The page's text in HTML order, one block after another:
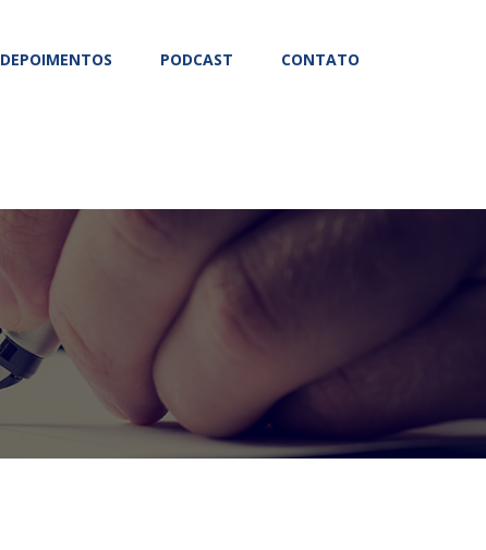
DEPOIMENTOS PODCAST CONTATO